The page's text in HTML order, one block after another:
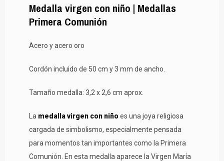
Medalla virgen con niño | Medallas
Primera Comunión
Acero y acero oro
Cordón incluido de 50 cm y 3 mm de ancho.
Tamaño medalla: 3,2 x 2,6 cm aprox.
La medalla virgen con niño es una joya religiosa
cargada de simbolismo, especialmente pensada
para momentos tan importantes como la Primera
Comunión. En esta medalla aparece la Virgen María